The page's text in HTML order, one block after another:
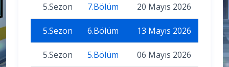
5.Sezon 7.Bölüm 20 Mayıs 2026
5.Sezon 6.Bölüm 13 Mayıs 2026
5.Sezon 5.Bölüm 06 Mayıs 2026